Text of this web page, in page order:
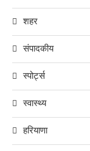
शहर
संपादकीय
स्पोर्ट्स
स्वास्थ्य
हरियाणा